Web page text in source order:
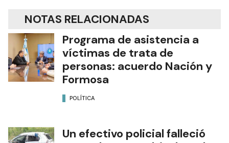
NOTAS RELACIONADAS
Programa de asistencia a
víctimas de trata de
personas: acuerdo Nación y
Formosa
POLÍTICA
Un efectivo policial falleció